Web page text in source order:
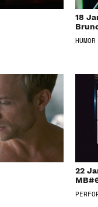
18
HUMOR
22